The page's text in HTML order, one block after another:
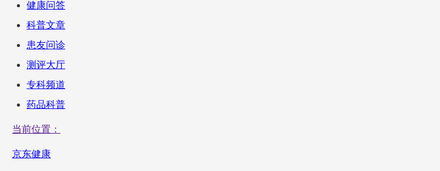
健康问答
科普文章
患友问诊
测评大厅
专科频道
药品科普
当前位置：
京东健康